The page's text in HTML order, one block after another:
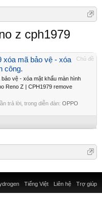
z cph1979
Chủ đề
xóa mã bảo vệ - xóa
công.
vệ - xóa mật khẩu màn hình
Reno Z | CPH1979 remove
lần trả lời, trong diễn đàn: OPPO
Liên hệ Trợ giúp
Tiếng Việt